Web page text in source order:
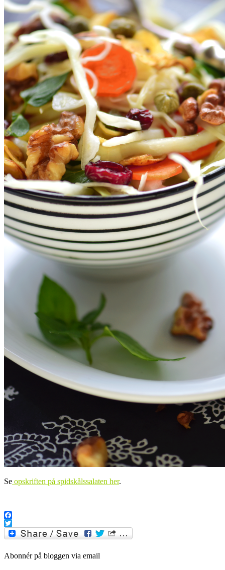
Se opskriften på spidskålssalaten her.
Facebook
Twitter
Abonnér på bloggen via email